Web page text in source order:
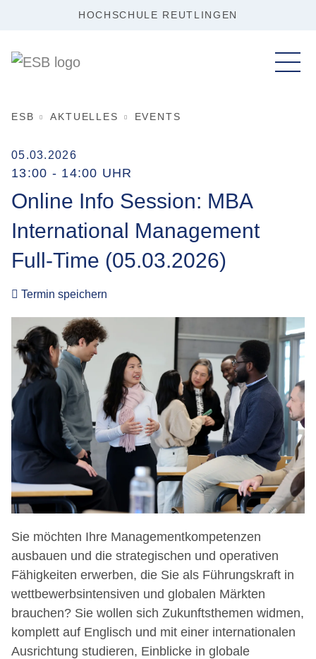
HOCHSCHULE REUTLINGEN
ESB AKTUELLES EVENTS
05.03.2026
13:00 - 14:00 UHR
Online Info Session: MBA
International Management
Full-Time (05.03.2026)
Termin speichern
Sie möchten Ihre Managementkompetenzen
ausbauen und die strategischen und operativen
Fähigkeiten erwerben, die Sie als Führungskraft in
wettbewerbsintensiven und globalen Märkten
brauchen? Sie wollen sich Zukunftsthemen widmen,
komplett auf Englisch und mit einer internationalen
Ausrichtung studieren, Einblicke in globale